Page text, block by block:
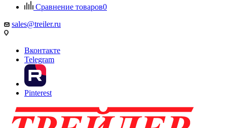
Сравнение товаров0
sales@treiler.ru
Вконтакте
Telegram
Pinterest